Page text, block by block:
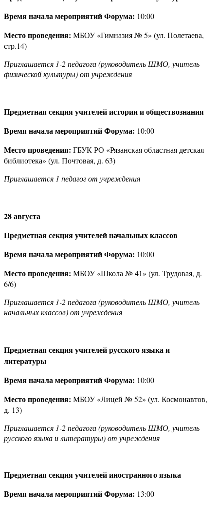
Время начала мероприятий Форума: 10:00
Место проведения: МБОУ «Гимназия № 5» (ул. Полетаева,
стр.14)
Приглашается 1-2 педагога (руководитель ШМО, учитель
физической культуры) от учреждения
Предметная секция учителей истории и обществознания
Время начала мероприятий Форума: 10:00
Место проведения: ГБУК РО «Рязанская областная детская
библиотека» (ул. Почтовая, д. 63)
Приглашается 1 педагог от учреждения
28 августа
Предметная секция учителей начальных классов
Время начала мероприятий Форума: 10:00
Место проведения: МБОУ «Школа № 41» (ул. Трудовая, д.
6/6)
Приглашается 1-2 педагога (руководитель ШМО, учитель
начальных классов) от учреждения
Предметная секция учителей русского языка и
литературы
Время начала мероприятий Форума: 10:00
Место проведения: МБОУ «Лицей № 52» (ул. Космонавтов,
д. 13)
Приглашается 1-2 педагога (руководитель ШМО, учитель
русского языка и литературы) от учреждения
Предметная секция учителей иностранного языка
Время начала мероприятий Форума: 13:00